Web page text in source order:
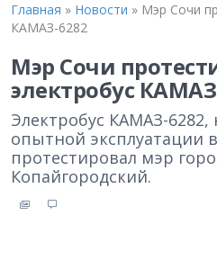
Главная » Новости » Мэр Сочи
КАМАЗ-6282
Мэр Сочи
электробус
Электробус КАМАЗ-
опытной эксплуатации
протестировал мэр
Копайгородский.